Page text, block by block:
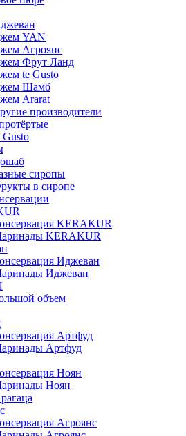
YAN
Агроянс
Фрут Ланд
te Gusto
Шамб
Ararat
производители
Gusto
сиропы
в сиропе
KERAKUR
KERAKUR
Иджеван
Иджеван
объем
Артфуд
Артфуд
Ноян
Ноян
Агроянс